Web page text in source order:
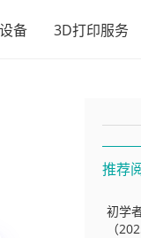
备 3D打印服务
推荐
初学
（